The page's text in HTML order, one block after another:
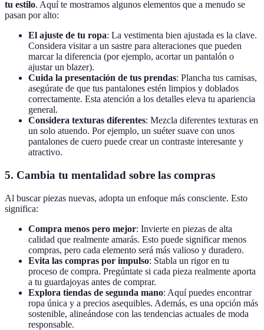
tu estilo. Aquí te mostramos algunos elementos que a menudo se
pasan por alto:
El ajuste de tu ropa: La vestimenta bien ajustada es la clave.
Considera visitar a un sastre para alteraciones que pueden
marcar la diferencia (por ejemplo, acortar un pantalón o
ajustar un blazer).
Cuida la presentación de tus prendas: Plancha tus camisas,
asegúrate de que tus pantalones estén limpios y doblados
correctamente. Esta atención a los detalles eleva tu apariencia
general.
Considera texturas diferentes: Mezcla diferentes texturas en
un solo atuendo. Por ejemplo, un suéter suave con unos
pantalones de cuero puede crear un contraste interesante y
atractivo.
5. Cambia tu mentalidad sobre las compras
Al buscar piezas nuevas, adopta un enfoque más consciente. Esto
significa:
Compra menos pero mejor: Invierte en piezas de alta
calidad que realmente amarás. Esto puede significar menos
compras, pero cada elemento será más valioso y duradero.
Evita las compras por impulso: Stabla un rigor en tu
proceso de compra. Pregúntate si cada pieza realmente aporta
a tu guardajoyas antes de comprar.
Explora tiendas de segunda mano: Aquí puedes encontrar
ropa única y a precios asequibles. Además, es una opción más
sostenible, alineándose con las tendencias actuales de moda
responsable.